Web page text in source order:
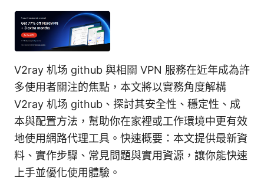
V2ray 机场 github 與相關 VPN 服務在近年成為許
多使用者關注的焦點，本文將以實務角度解構
V2ray 机场 github、探討其安全性、穩定性、成
本與配置方法，幫助你在家裡或工作環境中更有效
地使用網路代理工具。快速概要：本文提供最新資
料、實作步驟、常見問題與實用資源，讓你能快速
上手並優化使用體驗。